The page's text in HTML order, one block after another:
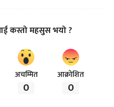
कस्तो महसुस भयो ?
अचम्मित
0
आक्रोशित
0